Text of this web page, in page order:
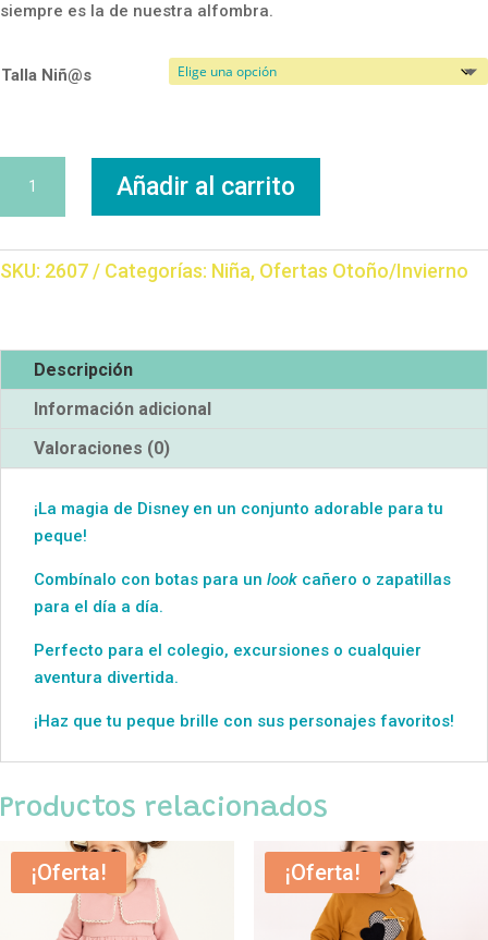
siempre es la de nuestra alfombra.
Talla Niñ@s
Stich
Lazos
cantidad
Añadir al carrito
SKU: 2607 Categorías: Niña, Ofertas Otoño/Invierno
Descripción
Información adicional
Valoraciones (0)
¡La magia de Disney en un conjunto adorable para tu
peque!
Combínalo con botas para un look cañero o zapatillas
para el día a día.
Perfecto para el colegio, excursiones o cualquier
aventura divertida.
¡Haz que tu peque brille con sus personajes favoritos!
Productos relacionados
¡Oferta! ¡Oferta!